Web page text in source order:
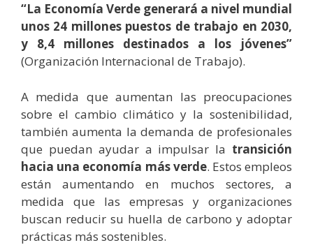
“La Economía Verde generará a nivel mundial
unos 24 millones puestos de trabajo en 2030,
y 8,4 millones destinados a los jóvenes”
(Organización Internacional de Trabajo).
A medida que aumentan las preocupaciones
sobre el cambio climático y la sostenibilidad,
también aumenta la demanda de profesionales
que puedan ayudar a impulsar la transición
hacia una economía más verde. Estos empleos
están aumentando en muchos sectores, a
medida que las empresas y organizaciones
buscan reducir su huella de carbono y adoptar
prácticas más sostenibles.